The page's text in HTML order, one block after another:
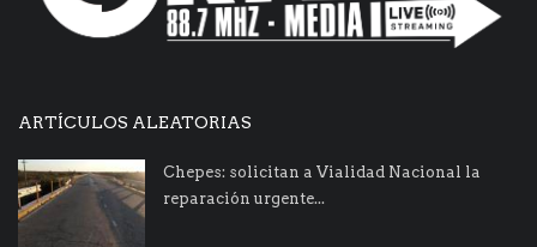
ARTÍCULOS ALEATORIAS
Chepes: solicitan a Vialidad Nacional la
reparación urgente...